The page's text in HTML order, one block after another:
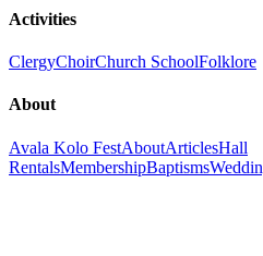
Activities
ClergyChoirChurch SchoolFolklore
About
Avala Kolo FestAboutArticlesHall
RentalsMembershipBaptisms